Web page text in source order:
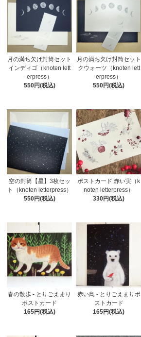
月の満ち欠け封筒セット
インディゴ（knoten lett
erpress）
550円(税込)
月の満ち欠け封筒セット
クウォーツ（knoten lett
erpress）
550円(税込)
空の封筒【星】3枚セッ
ト（knoten letterpress）
550円(税込)
ポストカード 赤い実（k
noten letterpress）
330円(税込)
春の散歩 - とりごえまり
ポストカード
165円(税込)
赤い鳥 - とりごえまりポ
ストカード
165円(税込)